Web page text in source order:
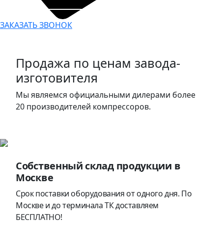
ЗАКАЗАТЬ ЗВОНОК
Продажа по ценам завода-
изготовителя
Мы являемся официальными дилерами более
20 производителей компрессоров.
Собственный склад продукции в
Москве
Срок поставки оборудования от одного дня. По
Москве и до терминала ТК доставляем
БЕСПЛАТНО!